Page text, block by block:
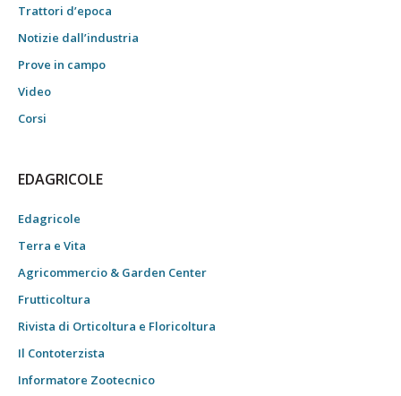
Trattori d’epoca
Notizie dall’industria
Prove in campo
Video
Corsi
EDAGRICOLE
Edagricole
Terra e Vita
Agricommercio & Garden Center
Frutticoltura
Rivista di Orticoltura e Floricoltura
Il Contoterzista
Informatore Zootecnico